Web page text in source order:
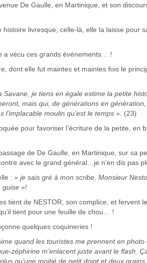
De Gaulle, en Martinique, et son
livresque, celle-là, elle la laisse pour
a vécu ces grands événements… !
dont elle fut maintes et maintes fois le
Savane, je tiens en égale estime la petite
mais qui, de générations en
moulin qu’est le temps ». (23)
pour favoriser l’écriture de la petite, en
de De Gaulle, en Martinique, sur sa
avec le grand général…je n’en dis pas
: « je sais gré à mon scribe, Monsieur
guise »!
tient de NESTOR, son complice, et fervent
tient pour une feuille de chou… !
quelques coquineries !
quand les touristes me prennent en photo
zéphirine m’enlacent juste avant le flash.
qu’une moitié de petit doigt et deux